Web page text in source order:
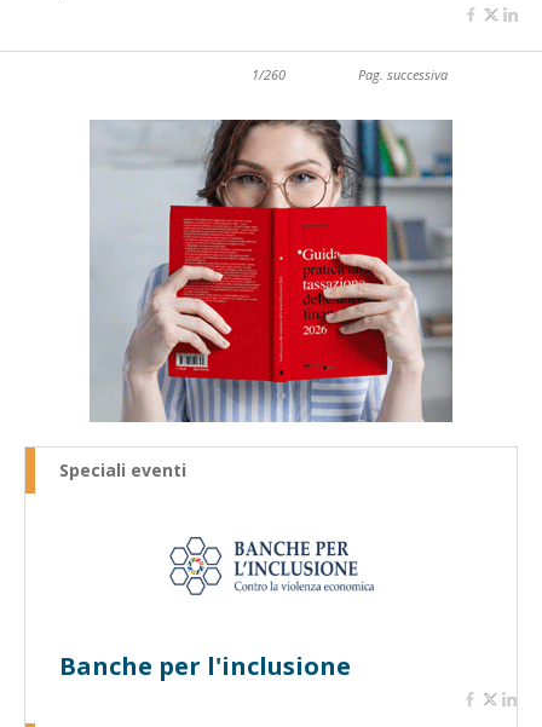
1/260 Pag. successiva
Speciali eventi
Banche per l'inclusione